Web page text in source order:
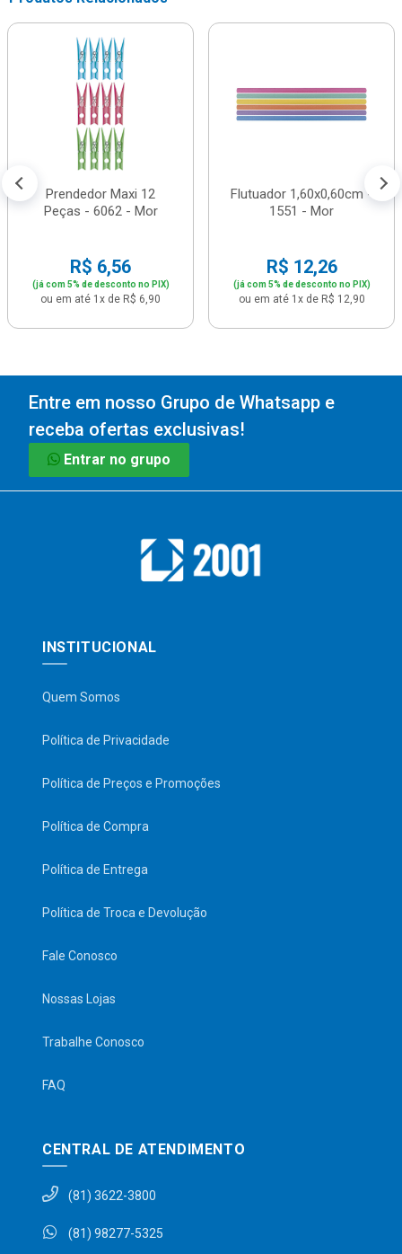
Prendedor Maxi 12
Peças - 6062 - Mor
R$ 6,56
(já com 5% de desconto no PIX)
ou em até 1x de R$ 6,90
Flutuador 1,60x0,60cm -
1551 - Mor
R$ 12,26
(já com 5% de desconto no PIX)
ou em até 1x de R$ 12,90
Entre em nosso Grupo de Whatsapp e
receba ofertas exclusivas!
Entrar no grupo
INSTITUCIONAL
Quem Somos
Política de Privacidade
Política de Preços e Promoções
Política de Compra
Política de Entrega
Política de Troca e Devolução
Fale Conosco
Nossas Lojas
Trabalhe Conosco
FAQ
CENTRAL DE ATENDIMENTO
(81) 3622-3800
(81) 98277-5325